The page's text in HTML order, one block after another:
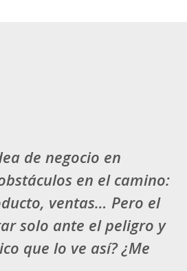
de negocio en
en el camino:
ventas… Pero el
solo ante el peligro y
que lo ve así? ¿Me